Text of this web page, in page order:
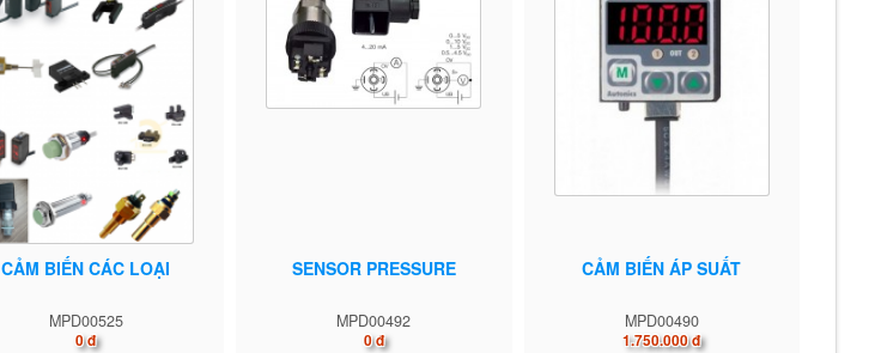
CẢM BIẾN CÁC LOẠI
MPD00525
0 đ
SENSOR PRESSURE
MPD00492
0 đ
CẢM BIẾN ÁP SUẤT
MPD00490
1.750.000 đ